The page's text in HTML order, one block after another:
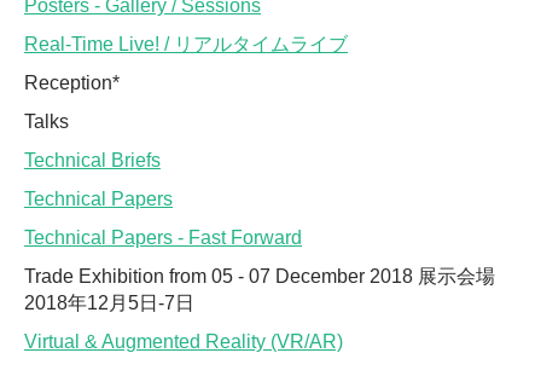
Posters - Gallery / Sessions
Real-Time Live! / リアルタイムライブ
Reception*
Talks
Technical Briefs
Technical Papers
Technical Papers - Fast Forward
Trade Exhibition from 05 - 07 December 2018 展示会場
2018年12月5日-7日
Virtual & Augmented Reality (VR/AR)